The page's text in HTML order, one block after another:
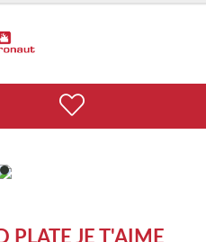
item
PLATE JE T'AIME